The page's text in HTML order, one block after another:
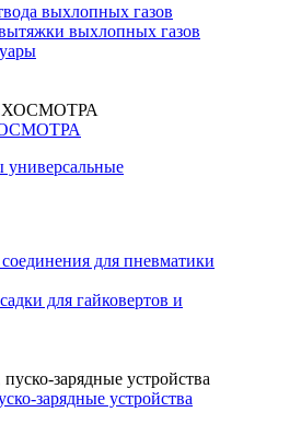
выхлопных газов
выхлопных газов
универсальные
для пневматики
для гайковертов и
зарядные устройства